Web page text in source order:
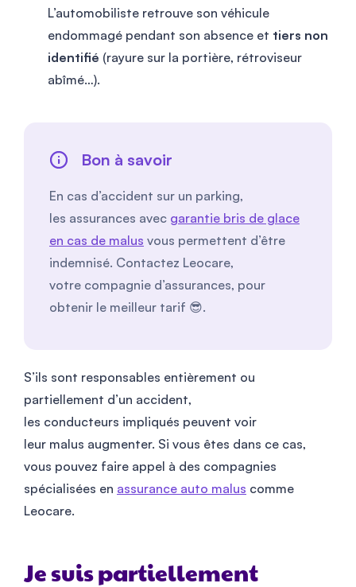
L’automobiliste retrouve son véhicule
endommagé pendant son absence et tiers non
identifié (rayure sur la portière, rétroviseur
abîmé…).
Bon à savoir
En cas d’accident sur un parking,
les assurances avec garantie bris de glace
en cas de malus vous permettent d’être
indemnisé. Contactez Leocare,
votre compagnie d’assurances, pour
obtenir le meilleur tarif 😎.
S’ils sont responsables entièrement ou
partiellement d’un accident,
les conducteurs impliqués peuvent voir
leur malus augmenter. Si vous êtes dans ce cas,
vous pouvez faire appel à des compagnies
spécialisées en assurance auto malus comme
Leocare.
Je suis partiellement